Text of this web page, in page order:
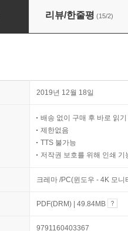
그리스 로마 신화
리뷰/한줄평 (15/2)
2019년 12월 18일
배송 없이 구매 후 바로 읽기
제한없음
TTS 불가능
저작권 보호를 위해 인쇄 기
크레마 /PC(윈도우 - 4K 모
PDF(DRM) | 49.84MB
9791160403367